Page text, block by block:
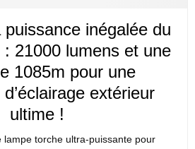
puissance inégalée du
: 21000 lumens et une
1085m pour une
extérieur
ultime !
lampe torche ultra-puissante pour